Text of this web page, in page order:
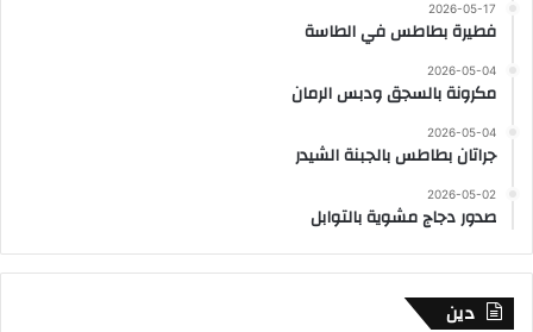
2026-05-17
فطيرة بطاطس في الطاسة
2026-05-04
مكرونة بالسجق ودبس الرمان
2026-05-04
جراتان بطاطس بالجبنة الشيدر
2026-05-02
صدور دجاج مشوية بالتوابل
دين